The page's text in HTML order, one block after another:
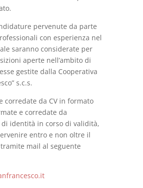
pervenute da parte
con esperienza nel
saranno considerate per
aperte nell’ambito di
gestite dalla Cooperativa
s.c.s.
corredate da CV in formato
e corredate da
identità in corso di validità,
entro e non oltre il
mail al seguente